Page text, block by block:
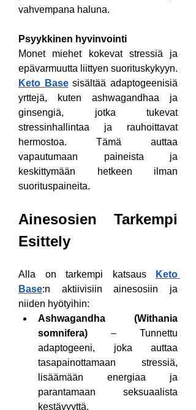
vahvempana haluna.
Psyykkinen hyvinvointi
Monet miehet kokevat stressiä ja
Keto Base sisältää adaptogeenisiä
yrttejä, kuten ashwagandhaa ja
ginsengiä, jotka tukevat
stressinhallintaa ja rauhoittavat
hermostoa. Tämä auttaa
vapautumaan paineista ja
keskittymään hetkeen ilman
suorituspaineita.
Ainesosien Tarkempi
Esittely
Alla on tarkempi katsaus
Keto
Base:n aktiivisiin ainesosiin ja
niiden hyötyihin:
Ashwagandha (Withania
somnifera) – Tunnettu
adaptogeeni, joka auttaa
tasapainottamaan stressiä,
lisäämään energiaa ja
parantamaan seksuaalista
kestävyyttä.